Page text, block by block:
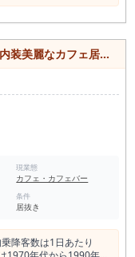
、焼肉店比率が高い。
比率が低い傾向があ
自体の数が大変多いた
リアのひとつと言える。
レス ディセ 代官山ヒ
） 漆器 山田平安堂 代
通り SPRING VALLEY
99,414円 最低坪単
坪単価 2024年 41,140
2021年 33,336円
なカフェ居抜き店舗！
現業態
カフェ・カフェバー
条件
居抜き
降客数は1日あたり